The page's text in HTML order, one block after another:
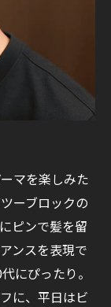
マを楽しみた
ーブロックの
ピンで髪を留
ンスを表現で
にぴったり。
に、平日はビ